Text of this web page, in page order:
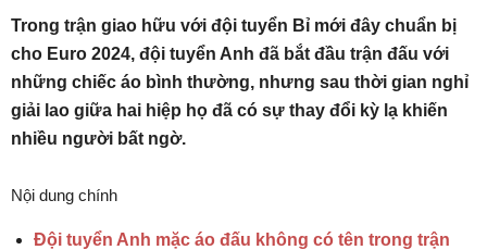
Trong trận giao hữu với đội tuyển Bỉ mới đây chuẩn bị
cho Euro 2024, đội tuyển Anh đã bắt đầu trận đấu với
những chiếc áo bình thường, nhưng sau thời gian nghỉ
giải lao giữa hai hiệp họ đã có sự thay đổi kỳ lạ khiến
nhiều người bất ngờ.
Nội dung chính
Đội tuyển Anh mặc áo đấu không có tên trong trận